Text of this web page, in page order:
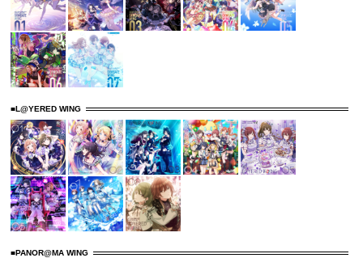
■L@YERED WING
■PANOR@MA WING